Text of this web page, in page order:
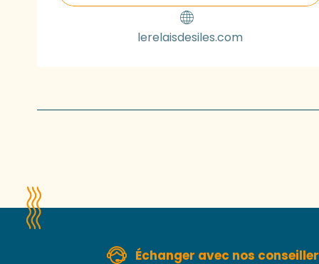
lerelaisdesiles.com
Échanger avec nos